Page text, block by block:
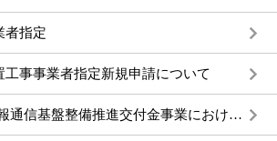
者指定
事事業者指定新規申請について
平成19年度 地域情報通信基盤整備推進交付金事業における整備計画の事後評価